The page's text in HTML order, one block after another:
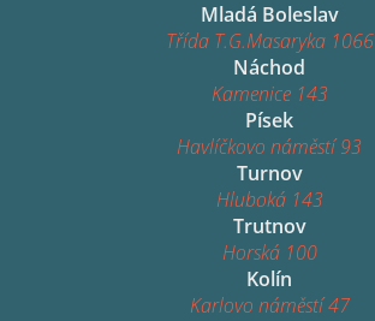
Mladá Boleslav
Třída T.G.Masaryka 1066
Náchod
Kamenice 143
Písek
Havlíčkovo náměstí 93
Turnov
Hluboká 143
Trutnov
Horská 100
Kolín
Karlovo náměstí 47